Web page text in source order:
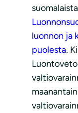
luonnon ja
puolesta.